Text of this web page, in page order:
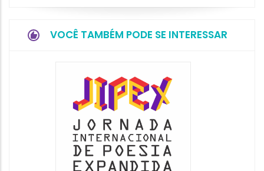
VOCÊ TAMBÉM PODE SE INTERESSAR